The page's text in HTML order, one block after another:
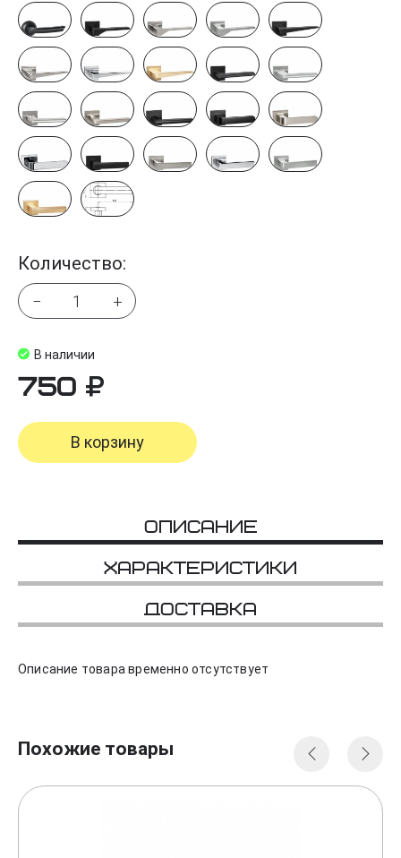
Количество:
− +
В наличии
750
В корзину
Описание
Характеристики
Доставка
Описание товара временно отсутствует
Похожие товары